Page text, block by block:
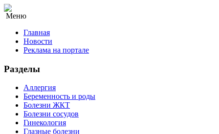
Меню
Главная
Новости
Реклама на портале
Разделы
Аллергия
Беременность и роды
Болезни ЖКТ
Болезни сосудов
Гинекология
Глазные болезни